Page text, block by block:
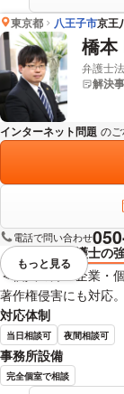
東京都 八王子市京王
橋本
弁護士
解決
インターネット問題 の
電話で問い合わせ
弁護士の
＜個人の方・企業・
著作権侵害にも対応
対応体制
当日相談可 夜間相談可
事務所設備
完全個室で相談
視覚的に省略さ
もっと見る